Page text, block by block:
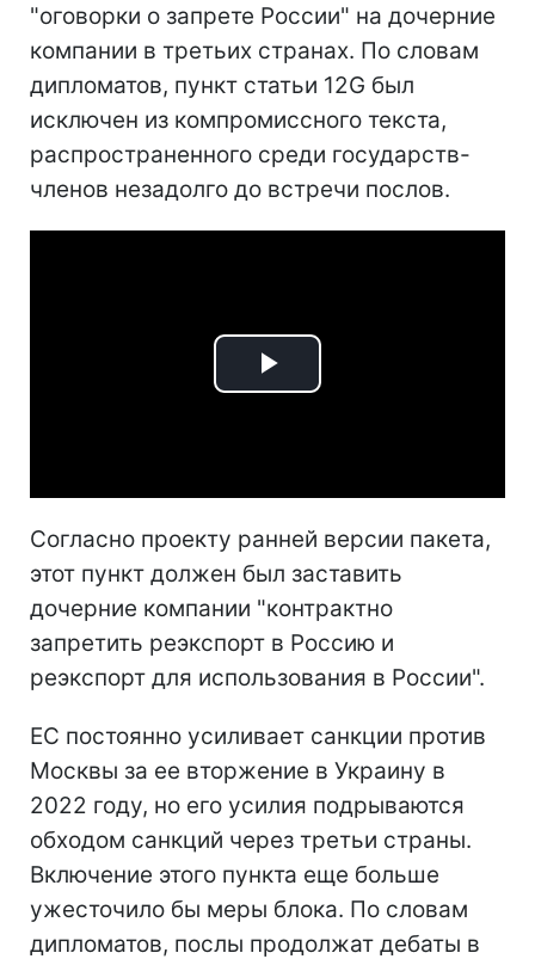
"оговорки о запрете России" на дочерние
компании в третьих странах. По словам
дипломатов, пункт статьи 12G был
исключен из компромиссного текста,
распространенного среди государств-
членов незадолго до встречи послов.
Play
Согласно проекту ранней версии пакета,
этот пункт должен был заставить
дочерние компании "контрактно
запретить реэкспорт в Россию и
реэкспорт для использования в России".
ЕС постоянно усиливает санкции против
Москвы за ее вторжение в Украину в
2022 году, но его усилия подрываются
обходом санкций через третьи страны.
Включение этого пункта еще больше
ужесточило бы меры блока. По словам
дипломатов, послы продолжат дебаты в